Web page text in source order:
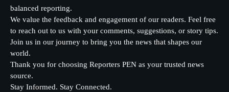
balanced reporting.
We value the feedback and engagement of our readers. Feel free
to reach out to us with your comments, suggestions, or story tips.
Join us in our journey to bring you the news that shapes our
world.
Thank you for choosing Reporters PEN as your trusted news
source.
Stay Informed. Stay Connected.